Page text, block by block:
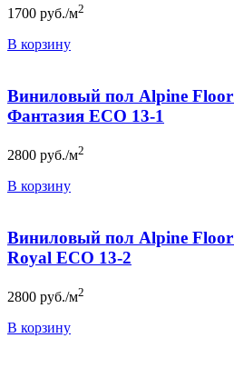
1700 руб./м2
В корзину
Виниловый пол Alpine
Фантазия ЕСО 13-1
2800 руб./м2
В корзину
Виниловый пол Alpine
Royal ЕСО 13-2
2800 руб./м2
В корзину